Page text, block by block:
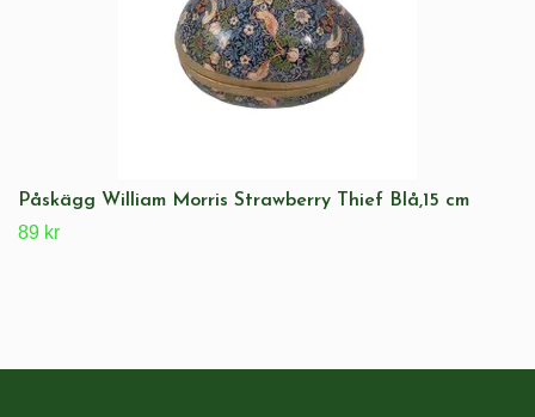
Påskägg William Morris Strawberry Thief Blå,15 cm
89 kr